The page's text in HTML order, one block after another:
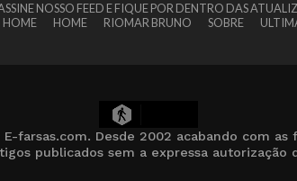
NOSSO FEED E FIQUE POR DENTRO DAS
HOME
HOME RIOMAR BRUNO SOBRE
farsas.com. Desde 2002 acabando com as
publicados sem a expressa autorização